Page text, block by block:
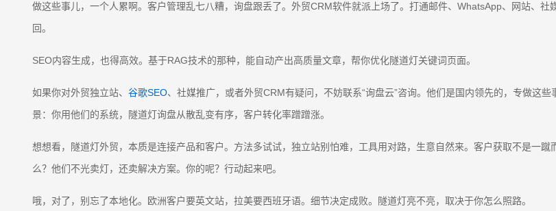
做这些事儿，一个人累啊。客户管理乱七八糟，询盘跟丢了。外贸CRM软件就派上场了。打通邮件、WhatsApp、网站、
回。
SEO内容生成，也得高效。基于RAG技术的那种，能自动产出高质量文章，帮你优化隧道灯关键词页面。
如果你对外贸独立站、 谷歌SEO、社媒推广，或者外贸CRM有疑问，不妨联系“询盘云”咨询。他们是国内领先的，专做这
景：你用他们的系统，隧道灯询盘从散乱变有序，客户转化率蹭蹭涨。
想想看，隧道灯外贸，本质是连接产品和客户。方法多试试，独立站别怕难，工具用对路，生意自然来。客户获取不是一
么？他们不光卖灯，还卖解决方案。你的呢？行动起来吧。
哦，对了，别忘了本地化。欧洲客户要英文站，拉美要西班牙语。细节决定成败。隧道灯亮不亮，取决于你怎么照路。